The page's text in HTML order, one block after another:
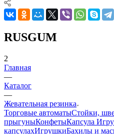
RUSGUM
2
Главная
—
Каталог
—
Жевательная резинка
Торговые автоматыСтойки,
прыгуныКонфетыКапсула
капсулахИгрушкиБахилы и